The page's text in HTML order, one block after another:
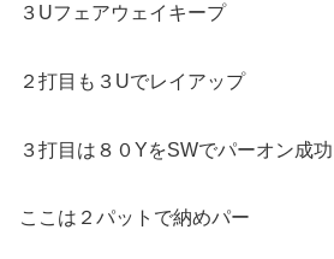
３Uフェアウェイキープ
２打目も３Uでレイアップ
３打目は８０YをSWでパーオン成功
ここは２パットで納めパー